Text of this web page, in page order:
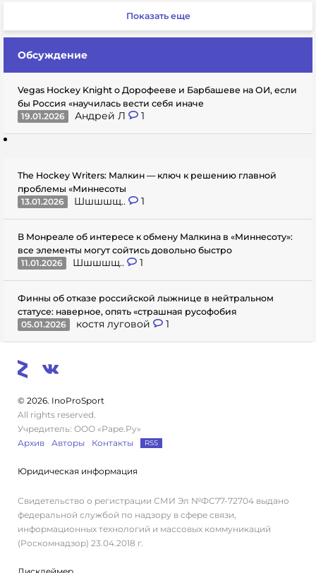
Показать еще
Обсуждение
Vegas Hockey Knight о Дорофееве и Барбашеве на ОИ, если
бы Россия «научилась вести себя иначе
19.01.2026
Андрей Л 1
The Hockey Writers: Малкин — ключ к решению главной
проблемы «Миннесоты
13.01.2026
Шшшшщ.. 1
В Монреале об интересе к обмену Малкина в «Миннесоту»:
все элементы могут сойтись довольно быстро
11.01.2026
Шшшшщ.. 1
Финны об отказе российской лыжнице в нейтральном
статусе: наверное, опять «страшная русофобия
05.01.2026
костя луговой 1
© 2026. InoProSport
All rights reserved.
Учредитель: ООО «Раре.Ру»
Архив
Авторы Контакты RSS
Юридическая информация
Свидетельство о регистрации СМИ Эл №ФС77-72704 выдано
федеральной службой по надзору в сфере связи,
информационных технологий и массовых коммуникаций
(Роскомнадзор) 23.04.2018 г.